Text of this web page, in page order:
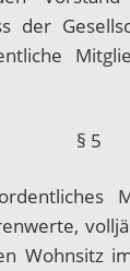
der
§ 5
Wohnsitz